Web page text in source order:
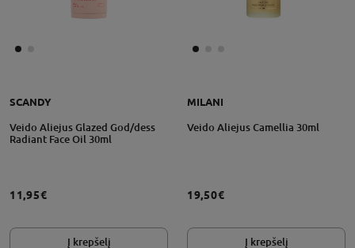
SCANDY
Veido Aliejus Glazed God/dess
Radiant Face Oil 30ml
11,95€
Į krepšelį
MILANI
Veido Aliejus Camellia 30ml
19,50€
Į krepšelį